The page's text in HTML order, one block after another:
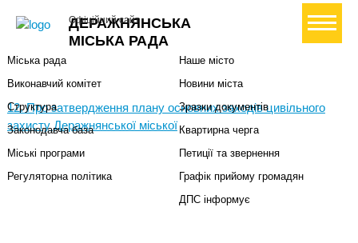
ДЕРАЖНЯНСЬКА
МІСЬКА РАДА
Офіційний сайт+ Створити петицію
12. Про затвердження плану основних заходів цивільного
захисту Деражнянської міської
Міський голова
Міська рада
Виконавчий комітет
Структура
Законодавча база
Міські програми
Регуляторна політика
Наше місто
Новини міста
Зразки документів
Квартирна черга
Петиції та звернення
Графік прийому громадян
ДПС інформує